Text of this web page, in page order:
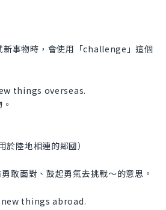
新事物時，會使用「challenge」這個
things overseas.
陸地相連的鄰國）
敢面對、鼓起勇氣去挑戰～的意思。
things abroad.